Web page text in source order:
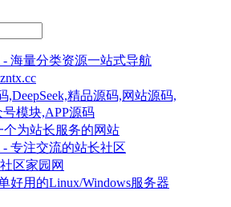
海量分类资源一站式导航
,DeepSeek,精品源码,网站源码,
模块,APP源码
个为站长服务的网站
- 专注交流的站长社区
区家园网
好用的Linux/Windows服务器